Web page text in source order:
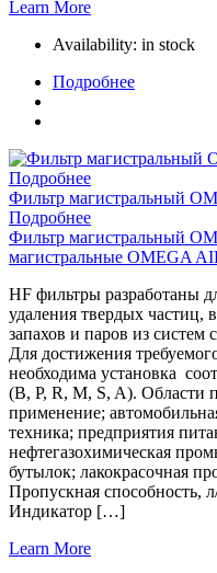
Learn More
Availability: in stock
Подробнее
Подробнее
Фильтр магистральный
Подробнее
Фильтр магистральный
магистральные OMEGA
HF фильтры разработаны
удаления твердых частиц,
запахов и паров из систем
Для достижения
необходима установка
(B, P, R, M, S, A).
применение;
техника; предприятия
нефтегазохимическая
бутылок; лакокрасочная
Пропускная способность,
Индикатор […]
Learn More